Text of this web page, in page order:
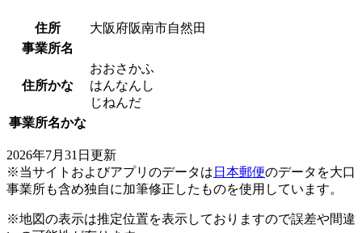
住所
大阪府阪南市自然田
事業所名
住所かな
おおさかふ
はんなんし
じねんだ
事業所名かな
2026年7月31日更新
※当サイトおよびアプリのデータは 日本郵便のデータを大口
事業所も含め独自に加筆修正したものを使用しています。
※地図の表示は推定位置を表示しておりますので誤差や間違